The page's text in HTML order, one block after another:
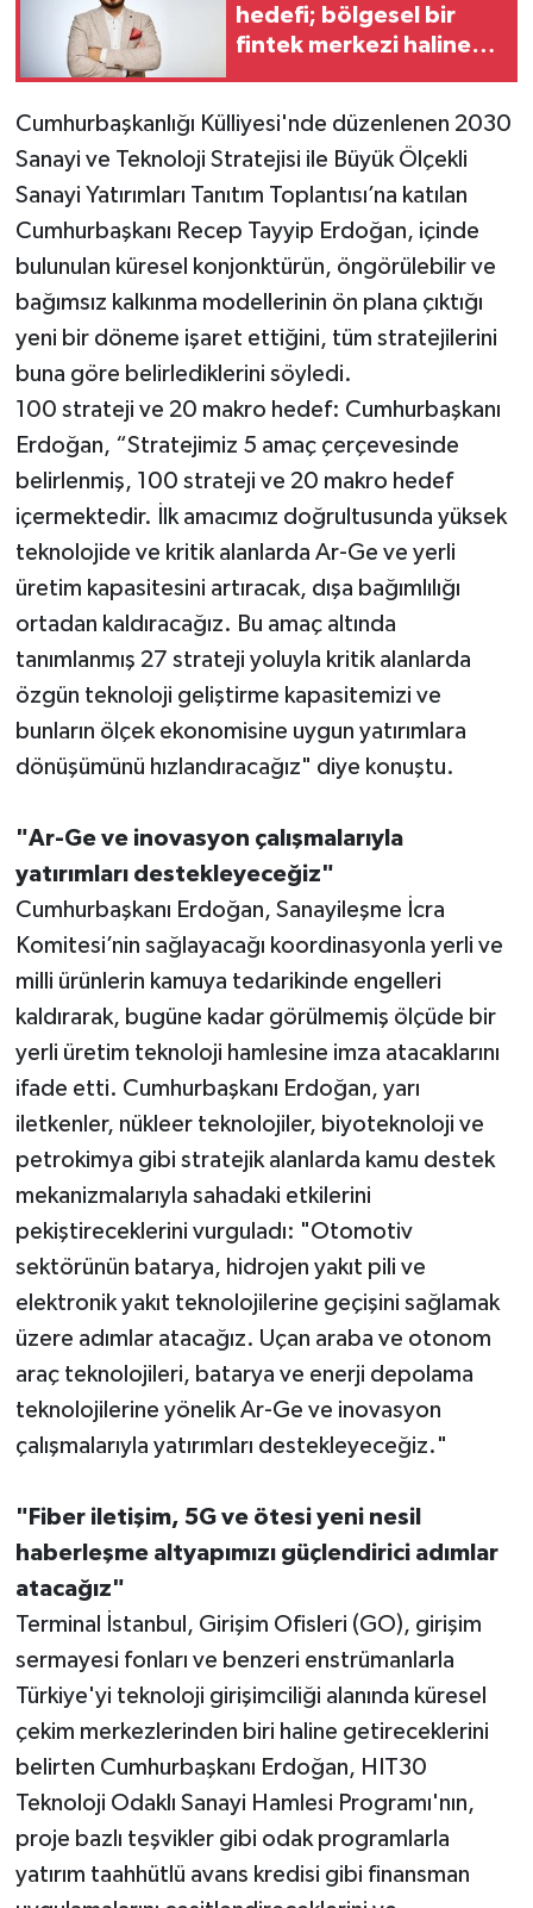
hedefi; bölgesel bir
fintek merkezi haline
Cumhurbaşkanlığı Külliyesi'nde düzenlenen 2030
Sanayi ve Teknoloji Stratejisi ile Büyük Ölçekli
Sanayi Yatırımları Tanıtım Toplantısı’na katılan
Cumhurbaşkanı Recep Tayyip Erdoğan, içinde
bulunulan küresel konjonktürün, öngörülebilir ve
bağımsız kalkınma modellerinin ön plana çıktığı
yeni bir döneme işaret ettiğini, tüm stratejilerini
buna göre belirlediklerini söyledi.
100 strateji ve 20 makro hedef: Cumhurbaşkanı
Erdoğan, “Stratejimiz 5 amaç çerçevesinde
belirlenmiş, 100 strateji ve 20 makro hedef
içermektedir. İlk amacımız doğrultusunda yüksek
teknolojide ve kritik alanlarda Ar-Ge ve yerli
üretim kapasitesini artıracak, dışa bağımlılığı
ortadan kaldıracağız. Bu amaç altında
tanımlanmış 27 strateji yoluyla kritik alanlarda
özgün teknoloji geliştirme kapasitemizi ve
bunların ölçek ekonomisine uygun yatırımlara
dönüşümünü hızlandıracağız" diye konuştu.
"Ar-Ge ve inovasyon çalışmalarıyla
yatırımları destekleyeceğiz"
Cumhurbaşkanı Erdoğan, Sanayileşme İcra
Komitesi’nin sağlayacağı koordinasyonla yerli ve
milli ürünlerin kamuya tedarikinde engelleri
kaldırarak, bugüne kadar görülmemiş ölçüde bir
yerli üretim teknoloji hamlesine imza atacaklarını
ifade etti. Cumhurbaşkanı Erdoğan, yarı
iletkenler, nükleer teknolojiler, biyoteknoloji ve
petrokimya gibi stratejik alanlarda kamu destek
mekanizmalarıyla sahadaki etkilerini
pekiştireceklerini vurguladı: "Otomotiv
sektörünün batarya, hidrojen yakıt pili ve
elektronik yakıt teknolojilerine geçişini sağlamak
üzere adımlar atacağız. Uçan araba ve otonom
araç teknolojileri, batarya ve enerji depolama
teknolojilerine yönelik Ar-Ge ve inovasyon
çalışmalarıyla yatırımları destekleyeceğiz."
"Fiber iletişim, 5G ve ötesi yeni nesil
haberleşme altyapımızı güçlendirici adımlar
atacağız"
Terminal İstanbul, Girişim Ofisleri (GO), girişim
sermayesi fonları ve benzeri enstrümanlarla
Türkiye'yi teknoloji girişimciliği alanında küresel
çekim merkezlerinden biri haline getireceklerini
belirten Cumhurbaşkanı Erdoğan, HIT30
Teknoloji Odaklı Sanayi Hamlesi Programı'nın,
proje bazlı teşvikler gibi odak programlarla
yatırım taahhütlü avans kredisi gibi finansman